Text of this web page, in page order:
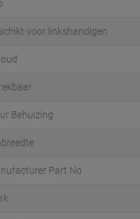
Behuizing
Part No
eisen